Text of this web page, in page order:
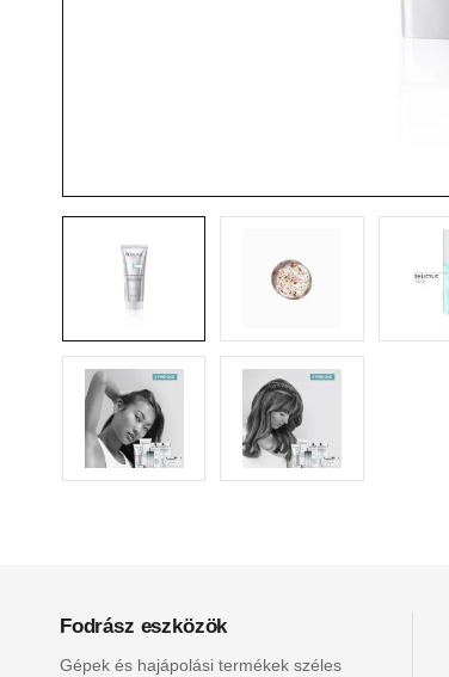
Fodrász eszközök
Gépek és hajápolási termékek széles